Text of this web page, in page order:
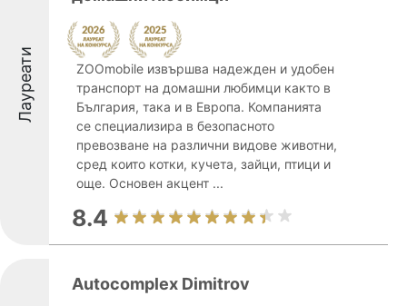
Лауреати
ZOOmobile извършва надежден и удобен
транспорт на домашни любимци както в
България, така и в Европа. Компанията
се специализира в безопасното
превозване на различни видове животни,
сред които котки, кучета, зайци, птици и
още. Основен акцент ...
8.4
Autocomplex Dimitrov